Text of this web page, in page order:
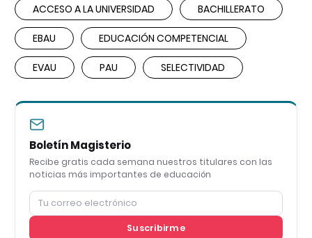
ACCESO A LA UNIVERSIDAD BACHILLERATO
EBAU EDUCACIÓN COMPETENCIAL
EVAU PAU SELECTIVIDAD
Boletín Magisterio
Recibe gratis cada semana nuestros titulares con las
noticias más importantes de educación
Suscribirme